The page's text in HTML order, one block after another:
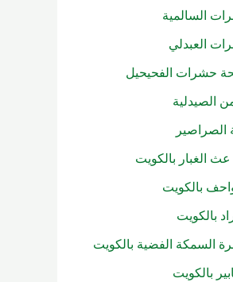
السالمية
العبدلي
حشرات الفحيحيل
الصيدلية
الصراصير
الغبار بالكويت
بالكويت
بالكويت
السمكة الفضية بالكويت
بالكويت